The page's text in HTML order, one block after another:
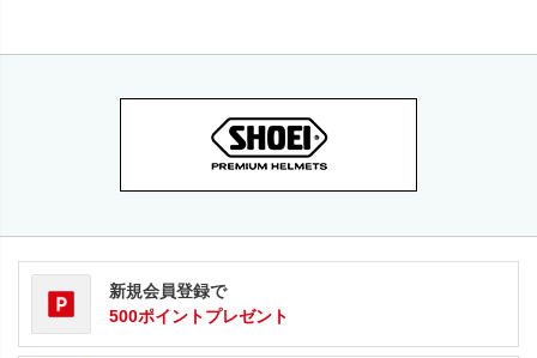
新規会員登録で
500ポイントプレゼント